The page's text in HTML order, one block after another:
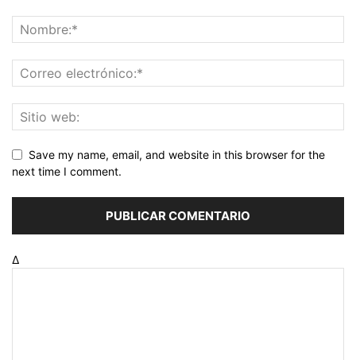
Save my name, email, and website in this browser for the
next time I comment.
Δ